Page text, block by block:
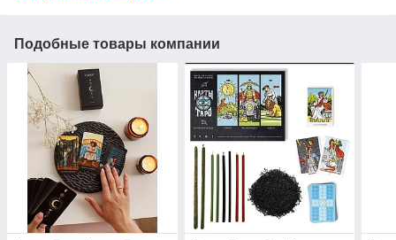
Подобные товары компании